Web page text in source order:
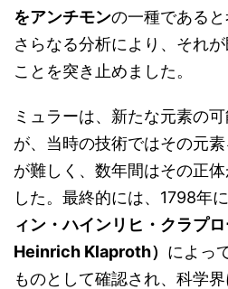
をアンチモンの一種であると
さらなる分析により、それ
ことを突き止めました。
ミュラーは、新たな元素の
が、当時の技術ではその元
が難しく、数年間はその正
した。最終的には、1798年
ィン・ハインリヒ・クラプ
Heinrich Klaproth） によっ
ものとして確認され、科学